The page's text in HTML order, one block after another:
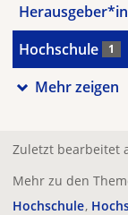
Hochschule 1
Mehr zeigen
Zuletzt bearbeitet
Mehr zu den
Hochschule